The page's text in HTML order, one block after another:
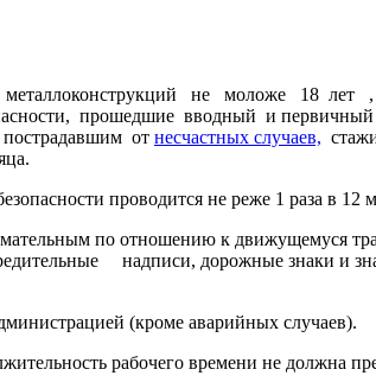
металлоконструкций не моложе 18 лет
прошедшие вводный и первичный
от несчастных случаев,
проводится не реже 1 раза в 12
по отношению к движущемуся
надписи, дорожные знаки и
их указания.
(кроме аварийных случаев).
рабочего времени не должна